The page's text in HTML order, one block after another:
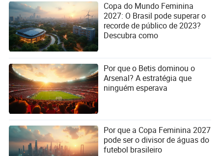
Copa do Mundo Feminina
2027: O Brasil pode superar o
recorde de público de 2023?
Descubra como
Por que o Betis dominou o
Arsenal? A estratégia que
ninguém esperava
Por que a Copa Feminina 2027
pode ser o divisor de águas do
futebol brasileiro